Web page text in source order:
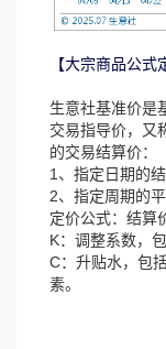
【大宗商品公式
生意社基准价是
交易指导价，又
的交易结算价：
1、指定日期的
2、指定周期的
定价公式：结算
K：调整系数，
C：升贴水，包
素。